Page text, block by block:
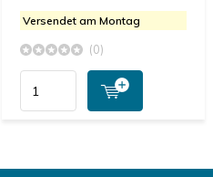
Versendet am Montag
(0)